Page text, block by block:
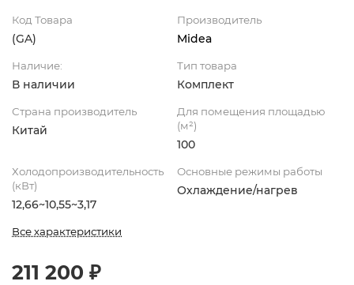
Код Товара
(GA)
Производитель
Midea
Наличие:
В наличии
Тип товара
Комплект
Страна производитель
Китай
Для помещения площадью
(м²)
100
Холодопроизводительность
(кВт)
12,66~10,55~3,17
Основные режимы работы
Охлаждение/нагрев
Все характеристики
211 200 ₽